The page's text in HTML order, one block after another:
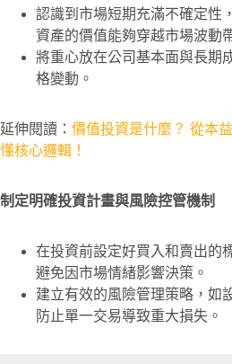
認識到市場短期充滿不確定性
資產的價值能夠穿越市場波動
將重心放在公司基本面與長期
格變動。
延伸閱讀： 價值投資是什麼？ 從本
懂核心邏輯！
制定明確投資計畫與風險控管機制
在投資前設定好買入和賣出的
避免因市場情緒影響決策。
建立有效的風險管理策略，如
防止單一交易導致重大損失。